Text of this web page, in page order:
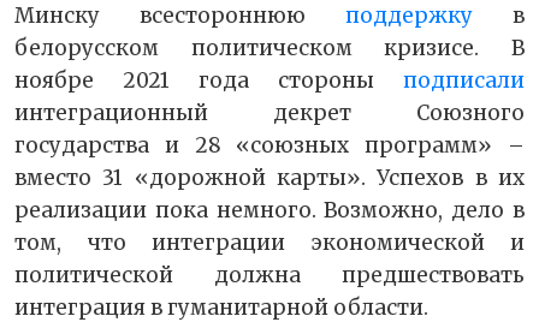
Минску всестороннюю поддержку в
белорусском политическом кризисе. В
ноябре 2021 года стороны подписали
интеграционный декрет Союзного
государства и 28 «союзных программ» –
вместо 31 «дорожной карты». Успехов в их
реализации пока немного. Возможно, дело в
том, что интеграции экономической и
политической должна предшествовать
интеграция в гуманитарной области.